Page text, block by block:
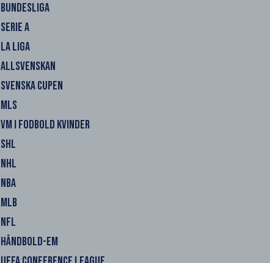
BUNDESLIGA
SERIE A
LA LIGA
ALLSVENSKAN
SVENSKA CUPEN
MLS
VM I FODBOLD KVINDER
SHL
NHL
NBA
MLB
NFL
HÅNDBOLD-EM